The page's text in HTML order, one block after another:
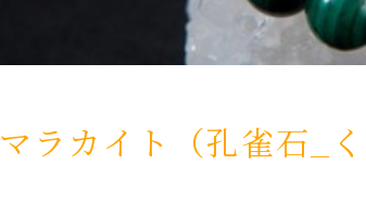
マラカイト（孔雀石_